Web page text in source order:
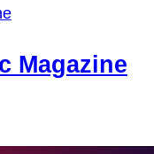
Magazine